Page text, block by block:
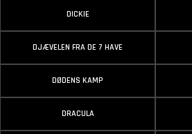
DICKIE
DJÆVELEN FRA DE 7 HAVE
DØDENS KAMP
DRACULA